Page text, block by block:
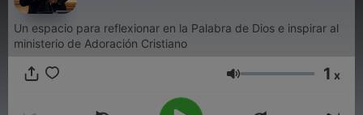
Un espacio para reflexionar en la Palabra de Dios e inspirar al
ministerio de Adoración Cristiano
Volumen 1 x